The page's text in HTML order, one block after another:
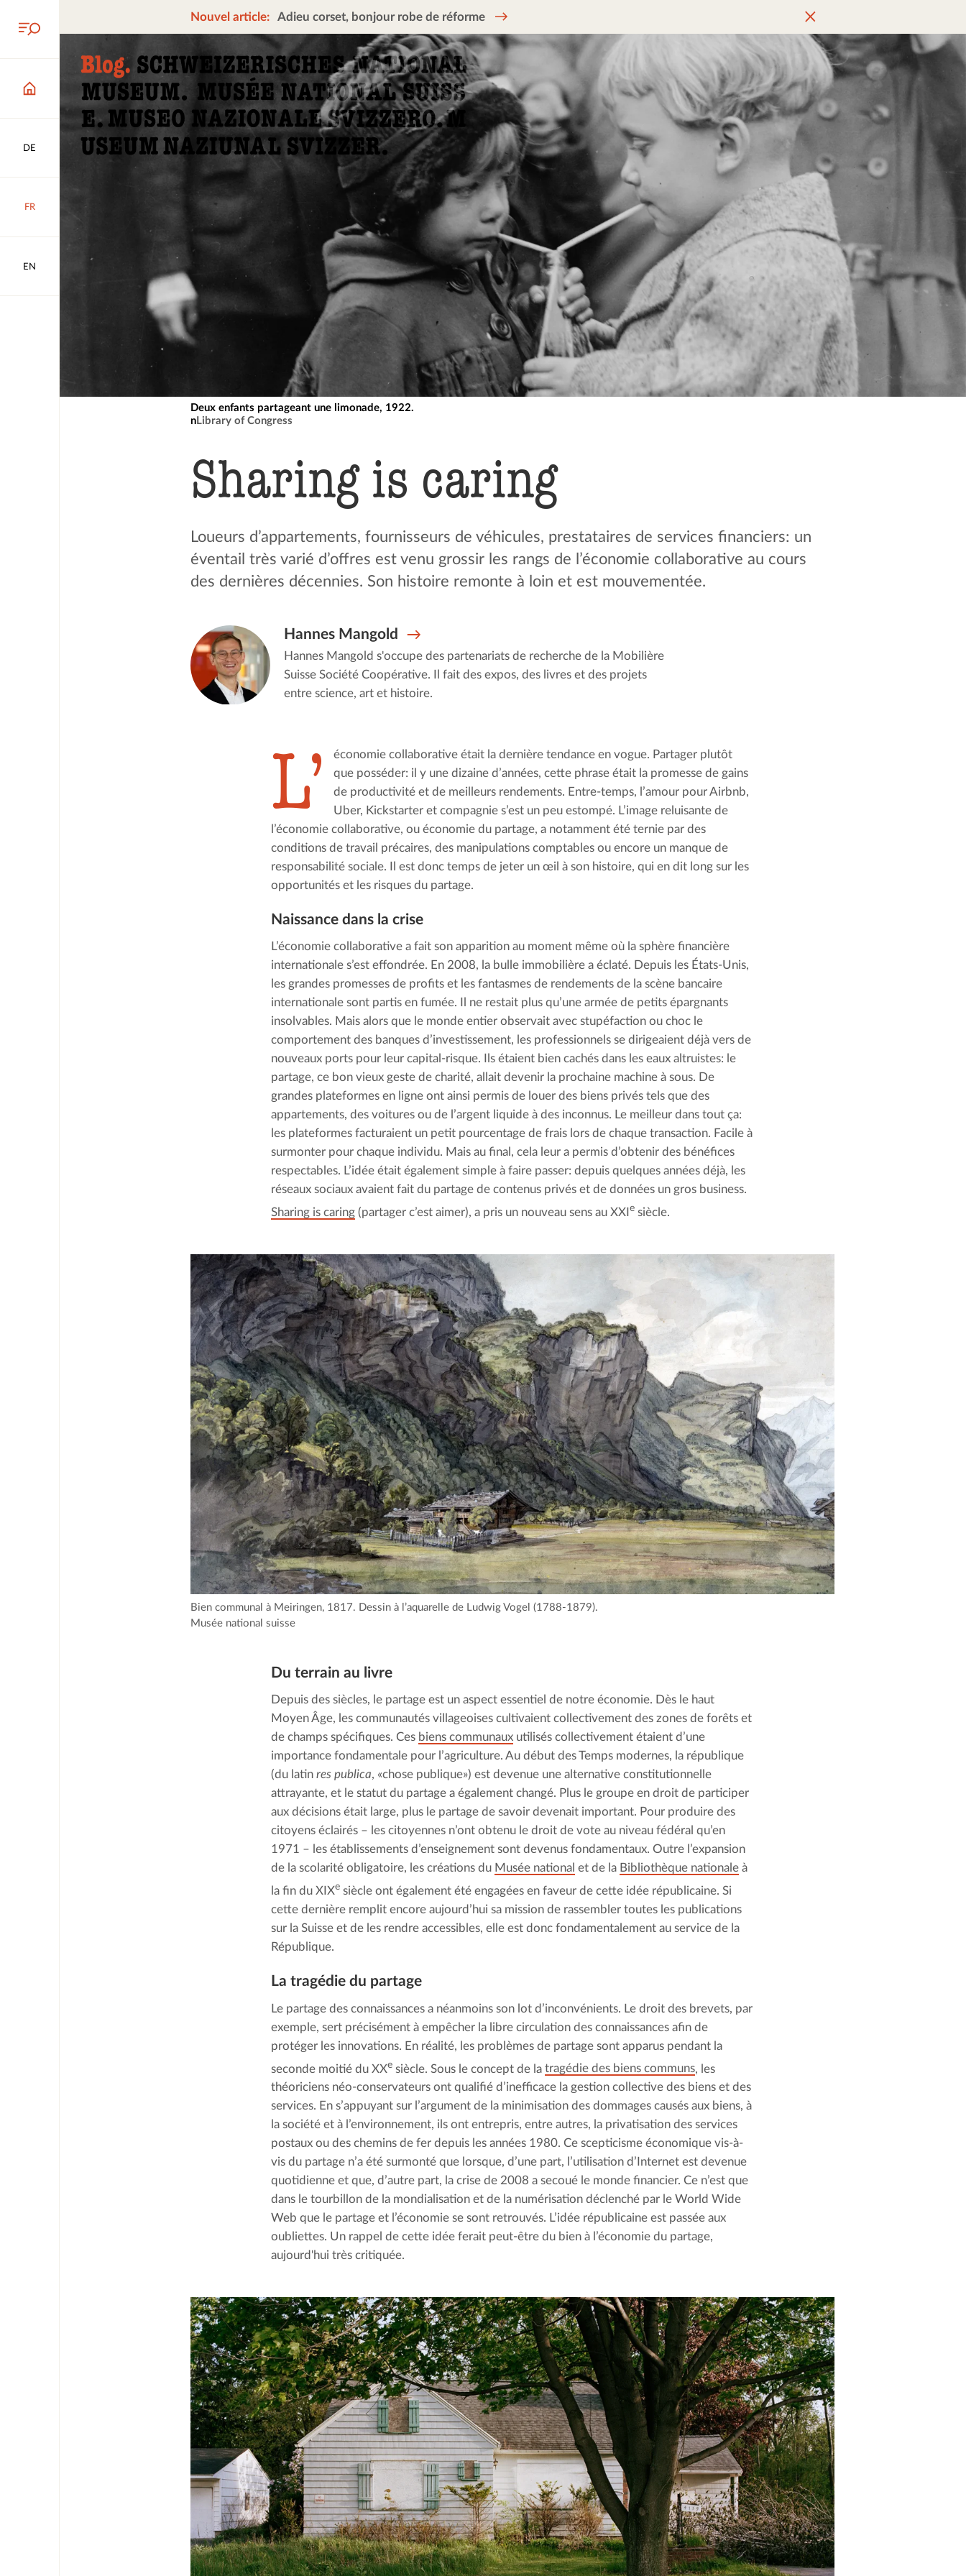
DE
FR
EN
Nouvel article: Adieu corset, bonjour robe de réforme
Deux enfants partageant une limonade, 1922.
n Library of Congress
Sharing is caring
Loueurs d’appartements, fournisseurs de véhicules, prestataires de services financiers: un
éventail très varié d’offres est venu grossir les rangs de l’économie collaborative au cours
des dernières décennies. Son histoire remonte à loin et est mouvementée.
Hannes Mangold
Hannes Mangold s'occupe des partenariats de recherche de la Mobilière
Suisse Société Coopérative. Il fait des expos, des livres et des projets
entre science, art et histoire.
L’
économie collaborative était la dernière tendance en vogue. Partager plutôt
que posséder: il y une dizaine d’années, cette phrase était la promesse de gains
de productivité et de meilleurs rendements. Entre-temps, l’amour pour Airbnb,
Uber, Kickstarter et compagnie s’est un peu estompé. L’image reluisante de
l’économie collaborative, ou économie du partage, a notamment été ternie par des
conditions de travail précaires, des manipulations comptables ou encore un manque de
responsabilité sociale. Il est donc temps de jeter un œil à son histoire, qui en dit long sur les
opportunités et les risques du partage.
Naissance dans la crise
L’économie collaborative a fait son apparition au moment même où la sphère financière
internationale s’est effondrée. En 2008, la bulle immobilière a éclaté. Depuis les États-Unis,
les grandes promesses de profits et les fantasmes de rendements de la scène bancaire
internationale sont partis en fumée. Il ne restait plus qu’une armée de petits épargnants
insolvables. Mais alors que le monde entier observait avec stupéfaction ou choc le
comportement des banques d’investissement, les professionnels se dirigeaient déjà vers de
nouveaux ports pour leur capital-risque. Ils étaient bien cachés dans les eaux altruistes: le
partage, ce bon vieux geste de charité, allait devenir la prochaine machine à sous. De
grandes plateformes en ligne ont ainsi permis de louer des biens privés tels que des
appartements, des voitures ou de l’argent liquide à des inconnus. Le meilleur dans tout ça:
les plateformes facturaient un petit pourcentage de frais lors de chaque transaction. Facile à
surmonter pour chaque individu. Mais au final, cela leur a permis d’obtenir des bénéfices
respectables. L’idée était également simple à faire passer: depuis quelques années déjà, les
réseaux sociaux avaient fait du partage de contenus privés et de données un gros business.
Sharing is caring (partager c’est aimer), a pris un nouveau sens au XXIe siècle.
Bien communal à Meiringen, 1817. Dessin à l’aquarelle de Ludwig Vogel (1788-1879).
Musée national suisse
Du terrain au livre
Depuis des siècles, le partage est un aspect essentiel de notre économie. Dès le haut
Moyen Âge, les communautés villageoises cultivaient collectivement des zones de forêts et
de champs spécifiques. Ces biens communaux utilisés collectivement étaient d’une
importance fondamentale pour l’agriculture. Au début des Temps modernes, la république
(du latinres publica, «chose publique») est devenue une alternative constitutionnelle
attrayante, et le statut du partage a également changé. Plus le groupe en droit de participer
aux décisions était large, plus le partage de savoir devenait important. Pour produire des
citoyens éclairés – les citoyennes n’ont obtenu le droit de vote au niveau fédéral qu’en
1971 – les établissements d’enseignement sont devenus fondamentaux. Outre l’expansion
de la scolarité obligatoire, les créations du Musée national et de la Bibliothèque nationale à
la fin du XIXe siècle ont également été engagées en faveur de cette idée républicaine. Si
cette dernière remplit encore aujourd’hui sa mission de rassembler toutes les publications
sur la Suisse et de les rendre accessibles, elle est donc fondamentalement au service de la
République.
La tragédie du partage
Le partage des connaissances a néanmoins son lot d’inconvénients. Le droit des brevets, par
exemple, sert précisément à empêcher la libre circulation des connaissances afin de
protéger les innovations. En réalité, les problèmes de partage sont apparus pendant la
seconde moitié du XXe siècle. Sous le concept de latragédie des biens communs , les
théoriciens néo-conservateurs ont qualifié d’inefficace la gestion collective des biens et des
services. En s’appuyant sur l’argument de la minimisation des dommages causés aux biens, à
la société et à l’environnement, ils ont entrepris, entre autres, la privatisation des services
postaux ou des chemins de fer depuis les années 1980. Ce scepticisme économique vis-à-
vis du partage n’a été surmonté que lorsque, d’une part, l’utilisation d’Internet est devenue
quotidienne et que, d’autre part, la crise de 2008 a secoué le monde financier. Ce n’est que
dans le tourbillon de la mondialisation et de la numérisation déclenché par le World Wide
Web que le partage et l’économie se sont retrouvés. L’idée républicaine est passée aux
oubliettes. Un rappel de cette idée ferait peut-être du bien à l’économie du partage,
aujourd'hui très critiquée.